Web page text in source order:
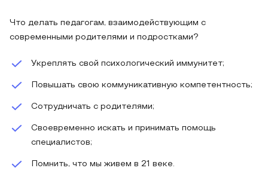
Что делать педагогам, взаимодействующим с
современными родителями и подростками?
Укреплять свой психологический иммунитет;
Повышать свою коммуникативную компетентность;
Сотрудничать с родителями;
Своевременно искать и принимать помощь
специалистов;
Помнить, что мы живем в 21 веке.